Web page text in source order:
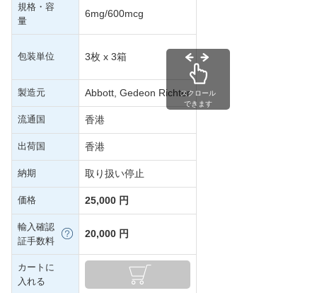
規格・容
量
6mg/600mcg
包装単位 3枚 x 3箱
製造元 Abbott, Gedeon Richter
流通国 香港
出荷国 香港
納期 取り扱い停止
価格 25,000 円
輸入確認
証手数料
20,000 円
カートに
入れる
スクロール
できます